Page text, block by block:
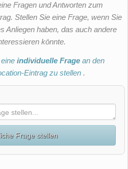
Fragen und Antworten zum
Stellen Sie eine Frage, wenn Sie
Anliegen haben, das auch andere
könnte.
eineindividuelle Frage an den
Eintrag zu stellen .
Frage stellen